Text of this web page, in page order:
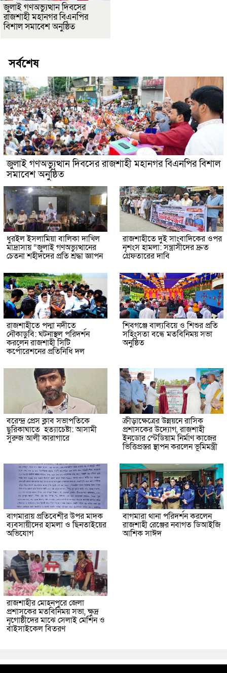
জুলাই গণঅভ্যুত্থান দিবসের
রাজশাহী মহানগর বিএনপির
বিশাল সমাবেশ অনুষ্ঠিত
সর্বশেষ
জুলাই গণঅভ্যুত্থান দিবসের রাজশাহী মহানগর বিএনপির বিশাল
সমাবেশ অনুষ্ঠিত
ধুরইল ইসলামিয়া বালিকা দাখিল
মাদ্রাসায় “জুলাই গণঅভ্যুত্থানের
চেতনা শহীদদের প্রতি শ্রদ্ধা জ্ঞাপন
রাজশাহীতে দুই সাংবাদিকের ওপর
নৃশংস হামলা: সন্ত্রাসীদের দ্রুত
গ্রেফতারের দাবি
রাজশাহীতে পদ্মা নদীতে
নৌকাডুবি: ঘটনাস্থল পরিদর্শন
করলেন রাজশাহী সিটি
কর্পোরেশনের প্রতিনিধি দল
শিবগঞ্জে বাল্যবিয়ে ও শিশুর প্রতি
সহিংসতা বন্ধে মতবিনিময় সভা
অনুষ্ঠিত
বরেন্দ্র প্রেস ক্লাব সভাপতিকে
ছুরিকাঘাতে হত্যাচেষ্টা: আসামী
সুরুজ আলী কারাগারে
ক্রীড়াক্ষেত্রের উন্নয়নে রাসিক
প্রশাসকের উদ্যোগ, রাজশাহী
ইনডোর স্টেডিয়াম নির্মাণ কাজের
ভিত্তিপ্রস্তর স্থাপন করলেন ভূমিমন্ত্রী
বাগমারায় প্রতিবেশীর উপর মাদক
ব্যবসায়ীদের হামলা ও ছিনতাইয়ের
অভিযোগ
বাগমারা থানা পরিদর্শন করলেন
রাজশাহী রেঞ্জের নবাগত ডিআইজি
আশিক সাঈদ
রাজশাহীর মোহনপুরে জেলা
প্রশাসকের মতবিনিময় সভা, ক্ষুদ্র
নৃগোষ্ঠীদের মাঝে সেলাই মেশিন ও
বাইসাইকেল বিতরণ